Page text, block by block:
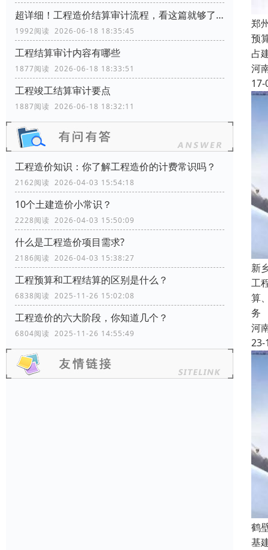
超详细！工程造价结算审计流程，看这篇就够了！
1992阅读 2026-06-18 18:35:45
工程结算审计内容有哪些
1877阅读 2026-06-18 18:33:51
工程竣工结算审计要点
1887阅读 2026-06-18 18:32:11
工程造价知识：你了解工程造价的计费常识吗？
2162阅读 2026-04-03 15:54:18
10个土建造价小常识？
2228阅读 2026-04-03 15:50:09
什么是工程造价项目需求?
2186阅读 2026-04-03 15:38:27
工程预算和工程结算的区别是什么？
6838阅读 2025-11-26 15:02:08
工程造价的六大阶段，你知道几个？
6804阅读 2025-11-26 14:55:49
郑
预
占
河
17-
新
工
算
务
河
23-
鹤
基